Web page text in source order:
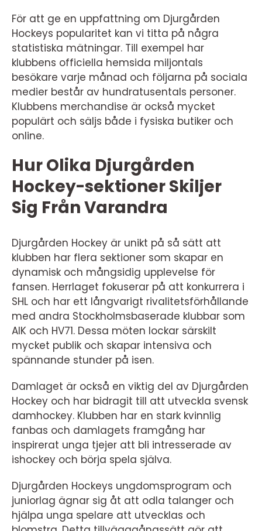
För att ge en uppfattning om Djurgården
Hockeys popularitet kan vi titta på några
statistiska mätningar. Till exempel har
klubbens officiella hemsida miljontals
besökare varje månad och följarna på sociala
medier består av hundratusentals personer.
Klubbens merchandise är också mycket
populärt och säljs både i fysiska butiker och
online.
Hur Olika Djurgården
Hockey-sektioner Skiljer
Sig Från Varandra
Djurgården Hockey är unikt på så sätt att
klubben har flera sektioner som skapar en
dynamisk och mångsidig upplevelse för
fansen. Herrlaget fokuserar på att konkurrera i
SHL och har ett långvarigt rivalitetsförhållande
med andra Stockholmsbaserade klubbar som
AIK och HV71. Dessa möten lockar särskilt
mycket publik och skapar intensiva och
spännande stunder på isen.
Damlaget är också en viktig del av Djurgården
Hockey och har bidragit till att utveckla svensk
damhockey. Klubben har en stark kvinnlig
fanbas och damlagets framgång har
inspirerat unga tjejer att bli intresserade av
ishockey och börja spela själva.
Djurgården Hockeys ungdomsprogram och
juniorlag ägnar sig åt att odla talanger och
hjälpa unga spelare att utvecklas och